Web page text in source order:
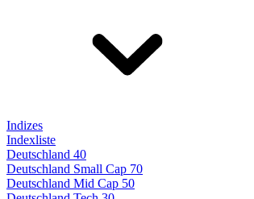
Indizes
Indexliste
Deutschland 40
Deutschland Small Cap 70
Deutschland Mid Cap 50